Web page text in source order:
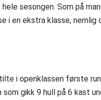
sesongen. Som på
i en ekstra klasse, nemlig
i openklassen første
gikk 9 hull på 6 kast